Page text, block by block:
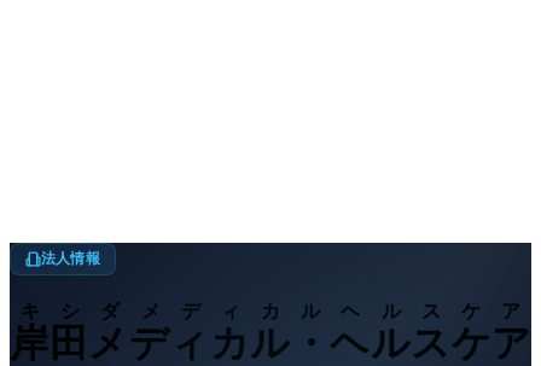
法人情報
岸田メディカル・ヘルスケア
キシダメディカルヘルスケア